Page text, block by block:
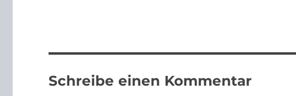
Schreibe einen Kommentar